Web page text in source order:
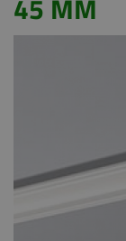
45 MM